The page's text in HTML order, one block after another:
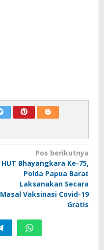
Pos berikutnya
HUT Bhayangkara Ke-75,
Polda Papua Barat
Laksanakan Secara
Masal Vaksinasi Covid-19
Gratis